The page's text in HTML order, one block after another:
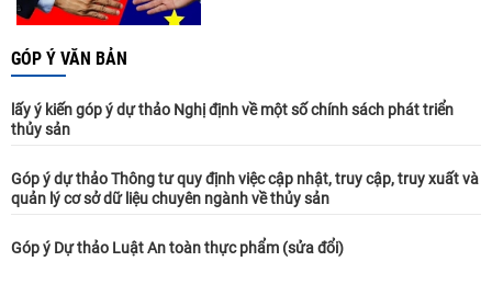
GÓP Ý VĂN BẢN
lấy ý kiến góp ý dự thảo Nghị định về một số chính sách phát triển
thủy sản
Góp ý dự thảo Thông tư quy định việc cập nhật, truy cập, truy xuất và
quản lý cơ sở dữ liệu chuyên ngành về thủy sản
Góp ý Dự thảo Luật An toàn thực phẩm (sửa đổi)